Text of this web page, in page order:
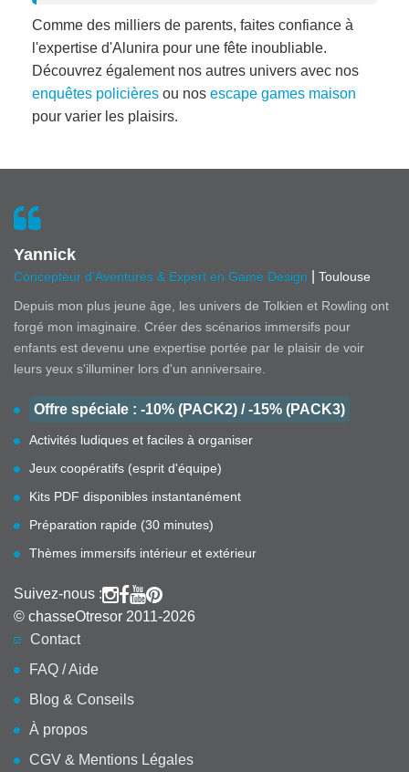
Comme des milliers de parents, faites confiance à
l'expertise d'Alunira pour une fête inoubliable.
Découvrez également nos autres univers avec nos
enquêtes policières ou nos escape games maison
pour varier les plaisirs.
Yannick
Concepteur d'Aventures & Expert en Game Design
Toulouse
Depuis mon plus jeune âge, les univers de Tolkien et Rowling ont
forgé mon imaginaire. Créer des scénarios immersifs pour
enfants est devenu une expertise portée par le plaisir de voir
leurs yeux s'illuminer lors d'un anniversaire.
Offre spéciale : -10% (PACK2) / -15% (PACK3)
Activités ludiques et faciles à organiser
Jeux coopératifs (esprit d'équipe)
Kits PDF disponibles instantanément
Préparation rapide (30 minutes)
Thèmes immersifs intérieur et extérieur
Suivez-nous :
© chasseOtresor 2011-2026
Contact
FAQ / Aide
Blog & Conseils
À propos
CGV & Mentions Légales